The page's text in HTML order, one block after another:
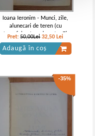
Ioana Ieronim - Munci, zile,
alunecari de teren (cu
autograful autoarei pentru Zigu
Ornea)
Pret:50,00Lei 32,50 Lei
Adaugă în coș
-35%